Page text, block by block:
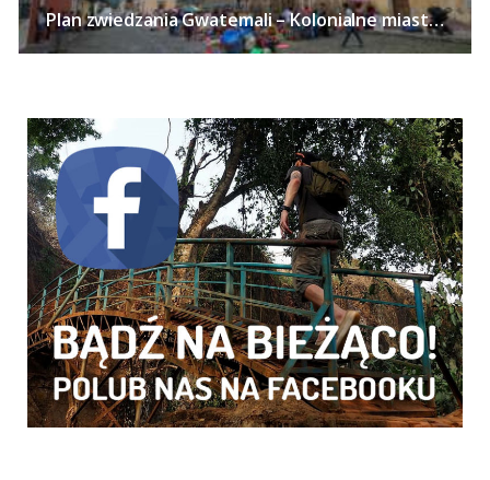
Plan zwiedzania Gwatemali – Kolonialne miasta, Jezioro Atitlan, kawa i wulkany